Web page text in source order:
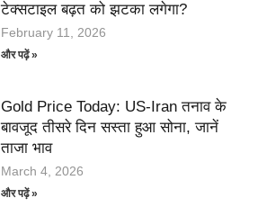
टेक्सटाइल बढ़त को झटका लगेगा?
February 11, 2026
और पढ़ें »
Gold Price Today: US-Iran तनाव के
बावजूद तीसरे दिन सस्ता हुआ सोना, जानें
ताजा भाव
March 4, 2026
और पढ़ें »